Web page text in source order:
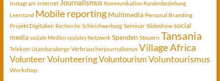
Instagram Internet Journalismus Kommunikation Kundenbeziehung
Leerstand Mobile reporting Multimedia Personal Branding
Projekt Digitalien Recherche Schleichwerbung Seminar Slideshow social
media soziale Medien soziales Netzwerk Spenden Steuern Tansania
Telekom Usambaraberge Verbraucherjournalismus Village Africa
VolunteerVolunteeringVoluntourismVoluntourismus
Workshop